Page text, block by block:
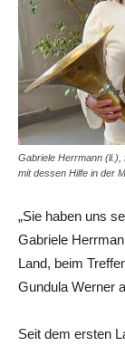
Gabriele Herrmann
mit dessen Hilfe in der
„Sie haben uns
Gabriele
Land, beim
Gundula Werner
Seit dem ersten